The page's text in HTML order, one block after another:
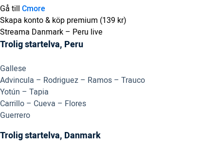
Gå till Cmore
Skapa konto & köp premium (139 kr)
Streama Danmark – Peru live
Trolig startelva, Peru
Gallese
Advincula – Rodriguez – Ramos – Trauco
Yotún – Tapia
Carrillo – Cueva – Flores
Guerrero
Trolig startelva, Danmark